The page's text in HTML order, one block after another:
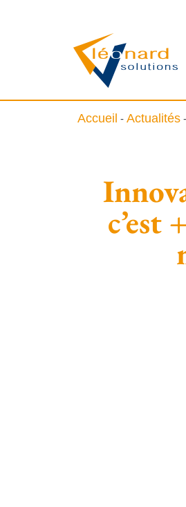
Accueil - Actualités -
c’est